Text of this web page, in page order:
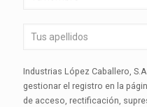
Industrias López Caballero,
gestionar el registro en la
de acceso, rectificación,